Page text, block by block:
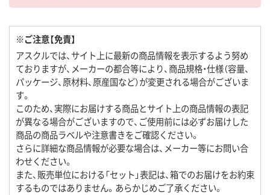
※ご注意【免責】
アスクルでは、サイト上に最新の商品情報を表示するよう努め
ておりますが、メーカーの都合等により、商品規格・仕様（容量、
パッケージ、原材料、原産国など）が変更される場合がございま
す。
このため、実際にお届けする商品とサイト上の商品情報の表記
が異なる場合がございますので、ご使用前には必ずお届けした
商品の商品ラベルや注意書きをご確認ください。
さらに詳細な商品情報が必要な場合は、メーカー等にお問い合
わせください。
また、販売単位における「セット」表記は、箱でのお届けをお約束
するものではありません。あらかじめご了承ください。